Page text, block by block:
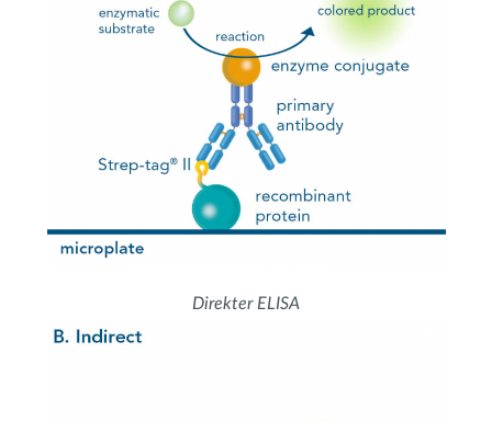
Direkter ELISA